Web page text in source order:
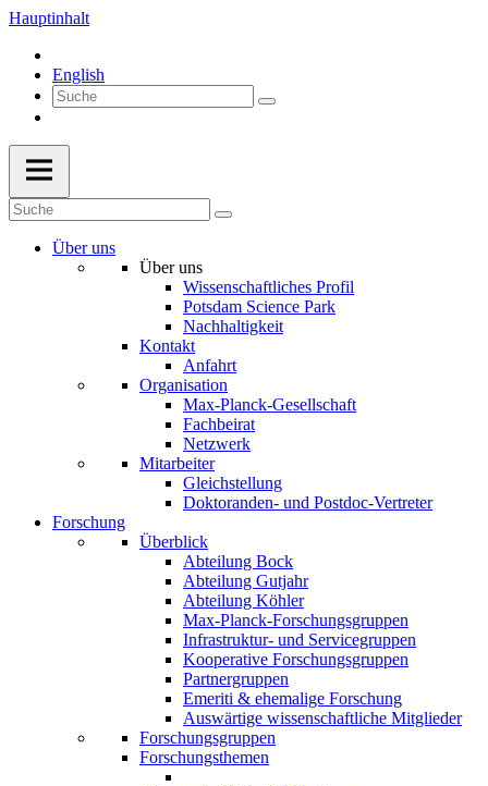
Hauptinhalt
English
Über uns
Über uns
Wissenschaftliches Profil
Potsdam Science Park
Nachhaltigkeit
Kontakt
Anfahrt
Organisation
Max-Planck-Gesellschaft
Fachbeirat
Netzwerk
Mitarbeiter
Gleichstellung
Doktoranden- und Postdoc-Vertreter
Forschung
Überblick
Abteilung Bock
Abteilung Gutjahr
Abteilung Köhler
Max-Planck-Forschungsgruppen
Infrastruktur- und Servicegruppen
Kooperative Forschungsgruppen
Partnergruppen
Emeriti & ehemalige Forschung
Auswärtige wissenschaftliche Mitglieder
Forschungsgruppen
Forschungsthemen